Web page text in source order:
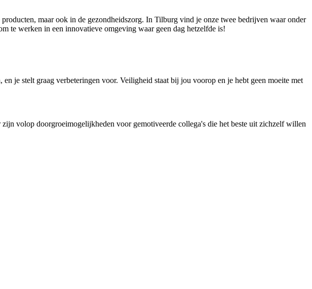
maar ook in de gezondheidszorg. In Tilburg vind je onze twee bedrijven waar onder
te werken in een innovatieve omgeving waar geen dag hetzelfde is!
je stelt graag verbeteringen voor. Veiligheid staat bij jou voorop en je hebt geen moeite met
volop doorgroeimogelijkheden voor gemotiveerde collega's die het beste uit zichzelf willen